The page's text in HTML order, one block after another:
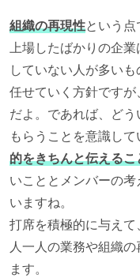
組織の再現性という点
上場したばかりの企
していない人が多い
任せていく方針です
だよ。であれば、ど
もらうことを意識して
的をきちんと伝えるこ
いこととメンバーの
いますね。
打席を積極的に与え
人一人の業務や組織
ます。